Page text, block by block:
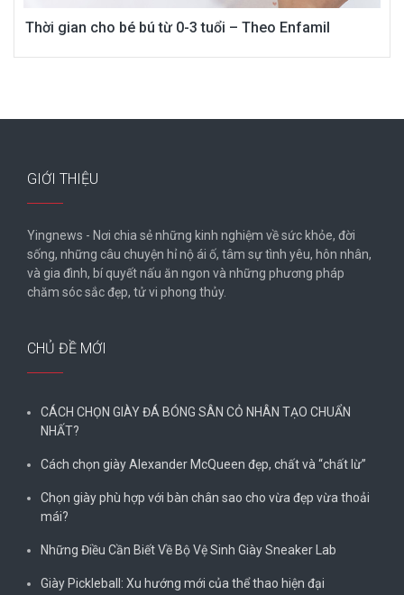
Thời gian cho bé bú từ 0-3 tuổi – Theo Enfamil
GIỚI THIỆU
Yingnews - Nơi chia sẻ những kinh nghiệm về sức khỏe, đời
sống, những câu chuyện hỉ nộ ái ố, tâm sự tình yêu, hôn nhân,
và gia đình, bí quyết nấu ăn ngon và những phương pháp
chăm sóc sắc đẹp, tử vi phong thủy.
CHỦ ĐỀ MỚI
CÁCH CHỌN GIÀY ĐÁ BÓNG SÂN CỎ NHÂN TẠO CHUẨN
NHẤT?
Cách chọn giày Alexander McQueen đẹp, chất và “chất lừ”
Chọn giày phù hợp với bàn chân sao cho vừa đẹp vừa thoải
mái?
Những Điều Cần Biết Về Bộ Vệ Sinh Giày Sneaker Lab
Giày Pickleball: Xu hướng mới của thể thao hiện đại